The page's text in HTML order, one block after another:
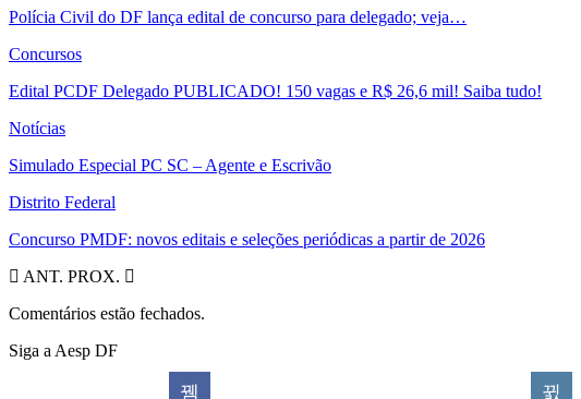
Polícia Civil do DF lança edital de concurso para delegado; veja…
Concursos
Edital PCDF Delegado PUBLICADO! 150 vagas e R$ 26,6 mil! Saiba tudo!
Notícias
Simulado Especial PC SC – Agente e Escrivão
Distrito Federal
Concurso PMDF: novos editais e seleções periódicas a partir de 2026
ANT. PROX.
Comentários estão fechados.
Siga a Aesp DF